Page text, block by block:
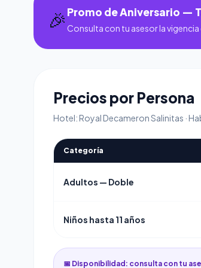
🎉 Promo de Aniversario —
Consulta con tu asesor la
Precios por Persona
Hotel: Royal Decameron Salinitas ·
Categoría
Adultos — Doble
Niños hasta 11 años
📅 Disponibilidad: consulta con tu